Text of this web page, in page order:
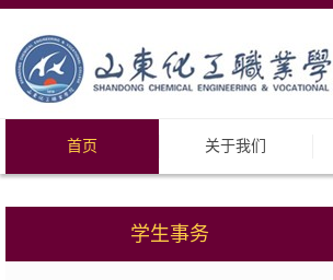
首页 关于我们
学生事务